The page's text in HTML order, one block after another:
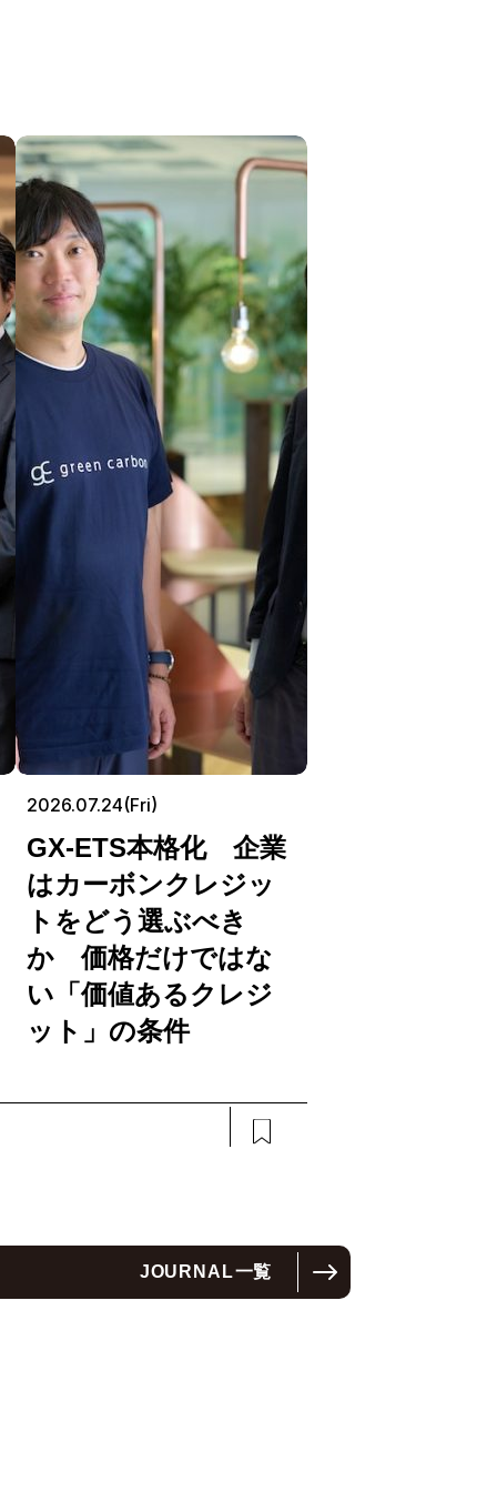
2026.07.24(Fri)
GX-ETS本格化 企業
はカーボンクレジッ
トをどう選ぶべき
か 価格だけではな
い「価値あるクレジ
ット」の条件
JOURNAL一覧